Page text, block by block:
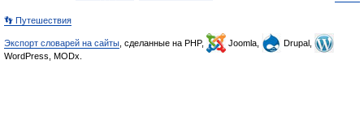
👣 Путешествия
Экспорт словарей на сайты , сделанные на PHP, Joomla,
Drupal,
WordPress, MODx.